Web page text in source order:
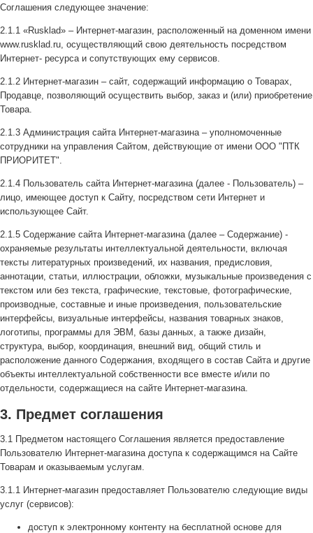
Соглашения следующее значение:
2.1.1 «Rusklad» – Интернет-магазин, расположенный на доменном имени
www.rusklad.ru, осуществляющий свою деятельность посредством
Интернет- ресурса и сопутствующих ему сервисов.
2.1.2 Интернет-магазин – сайт, содержащий информацию о Товарах,
Продавце, позволяющий осуществить выбор, заказ и (или) приобретение
Товара.
2.1.3 Администрация сайта Интернет-магазина – уполномоченные
сотрудники на управления Сайтом, действующие от имени ООО "ПТК
ПРИОРИТЕТ".
2.1.4 Пользователь сайта Интернет-магазина (далее ‐ Пользователь) –
лицо, имеющее доступ к Сайту, посредством сети Интернет и
использующее Сайт.
2.1.5 Содержание сайта Интернет-магазина (далее – Содержание) -
охраняемые результаты интеллектуальной деятельности, включая
тексты литературных произведений, их названия, предисловия,
аннотации, статьи, иллюстрации, обложки, музыкальные произведения с
текстом или без текста, графические, текстовые, фотографические,
производные, составные и иные произведения, пользовательские
интерфейсы, визуальные интерфейсы, названия товарных знаков,
логотипы, программы для ЭВМ, базы данных, а также дизайн,
структура, выбор, координация, внешний вид, общий стиль и
расположение данного Содержания, входящего в состав Сайта и другие
объекты интеллектуальной собственности все вместе и/или по
отдельности, содержащиеся на сайте Интернет-магазина.
3. Предмет соглашения
3.1 Предметом настоящего Соглашения является предоставление
Пользователю Интернет-магазина доступа к содержащимся на Сайте
Товарам и оказываемым услугам.
3.1.1 Интернет-магазин предоставляет Пользователю следующие виды
услуг (сервисов):
доступ к электронному контенту на бесплатной основе для